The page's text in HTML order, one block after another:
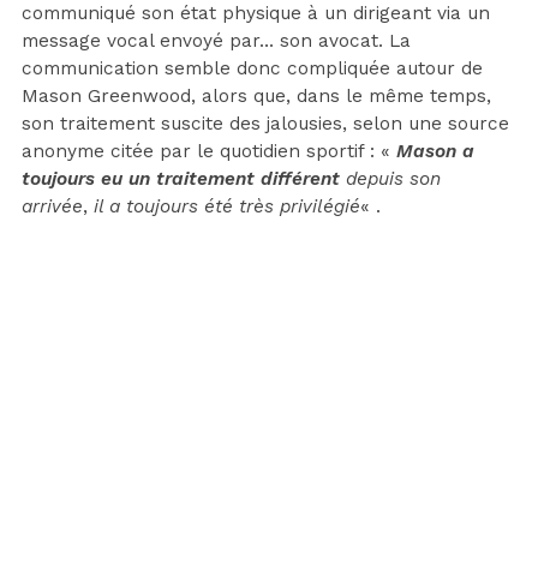
communiqué son état physique à un dirigeant via un
message vocal envoyé par… son avocat. La
communication semble donc compliquée autour de
Mason Greenwood, alors que, dans le même temps,
son traitement suscite des jalousies, selon une source
anonyme citée par le quotidien sportif : « Mason a
toujours eu un traitement différent depuis son
arrivée, il a toujours été très privilégié« .